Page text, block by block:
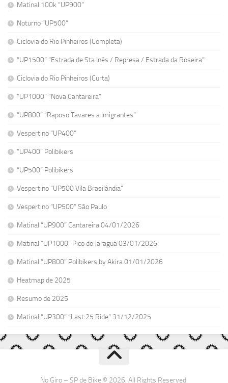
Matinal 100k “UP900”
Noturno “UP500”
Ciclovia do Rio Pinheiros (Completa)
“UP1500” “Estrada de Sta Inês / Represa / Estrada da Roseira”
Ciclovia do Rio Pinheiros (Curta)
“UP1000” “Nova Cantareira”
“UP800” “Raposo Tavares a Imigrantes”
Vespertino “UP400”
“UP400” Polibikers
“UP500” Polibikers
Vespertino “UP500 Vila Brasilândia”
Vespertino “UP500” São Paulo
Matinal “UP900” Cantareira 04/01/2026
Matinal “UP1000” Pico do Jaraguá 03/01/2026
Matinal “UP800” Polibikers by Akira 01/01/2026
Heatmap de 2025
Resumo de 2025
Matinal “UP300” “Last 25 Ride” 31/12/2025
No Giro – SP de Bike © 2026. All Rights Reserved.